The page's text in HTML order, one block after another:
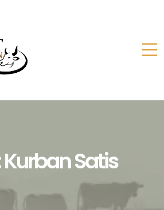
Kurban Satis